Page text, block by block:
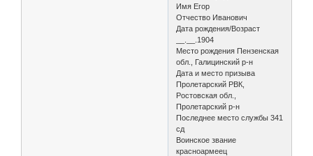
Имя Егор
Отчество Иванович
Дата рождения/Возраст
__.__.1904
Место рождения Пензенская
обл., Галицинский р-н
Дата и место призыва
Пролетарский РВК,
Ростовская обл.,
Пролетарский р-н
Последнее место службы 341
сд
Воинское звание
красноармеец